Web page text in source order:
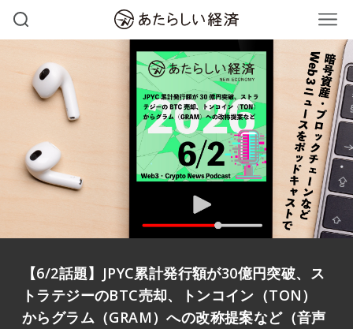
【6/2話題】JPYC累計発行額が30億円突破、ス
トラテジーのBTC売却、トンコイン（TON）
からグラム（GRAM）への改称提案など（音声